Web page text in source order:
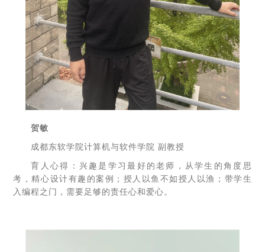
贺敏
成都东软学院计算机与软件学院 副教授
育人心得：兴趣是学习最好的老师，从学生的角度思
考，精心设计有趣的案例；授人以鱼不如授人以渔；带学生
入编程之门，需要足够的责任心和爱心。